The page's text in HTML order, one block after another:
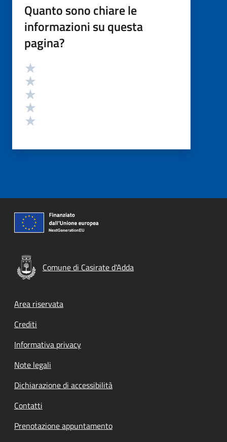
Quanto sono chiare le
informazioni su questa
pagina?
Valutazione
Comune di Casirate d'Adda
Footer menu
Area riservata
Crediti
Informativa privacy
Note legali
Dichiarazione di accessibilità
Contatti
Prenotazione appuntamento